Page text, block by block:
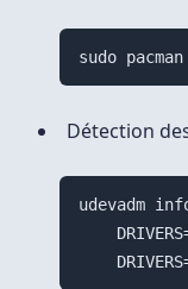
Détection
udevadm